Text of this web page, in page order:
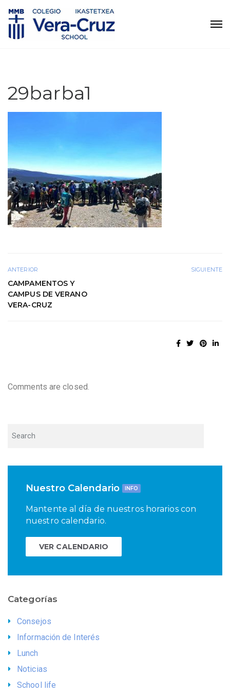
29barba1
ANTERIOR
CAMPAMENTOS Y
CAMPUS DE VERANO
VERA-CRUZ
SIGUIENTE
Comments are closed.
Nuestro Calendario INFO
Mantente al día de nuestros horarios con
nuestro calendario.
VER CALENDARIO
Categorías
Consejos
Información de Interés
Lunch
Noticias
School life